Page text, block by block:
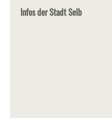
Infos der Stadt Selb